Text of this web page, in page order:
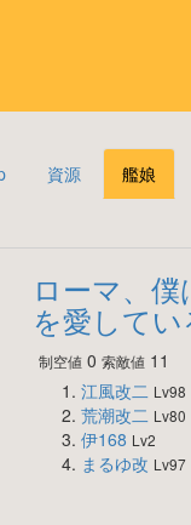
資源 艦娘
ローマ、僕
を愛して
制空値 0索敵値 11
江風改二 Lv98
荒潮改二 Lv80
伊168 Lv2
まるゆ改 Lv97